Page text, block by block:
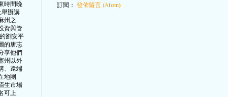
訂閱： 發佈留言 (Atom)
時間晚
舉辦講
州之
資與管
劉安平
的唐志
享他們
州以外
、遠端
地團
生市場
可上